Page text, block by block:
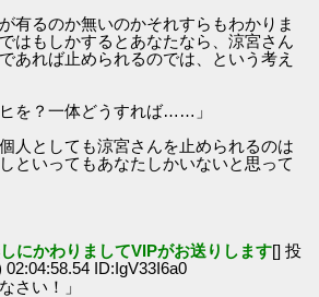
有るのか無いのかそれすらもわかりま
はもしかするとあなたなら、涼宮さん
あれば止められるのでは、という考え
を？一体どうすれば……」
人としても涼宮さんを止められるのは
といってもあなたしかいないと思って
にかわりましてVIPがお送りします[] 投
ID:IgV33I6a0
さい！」